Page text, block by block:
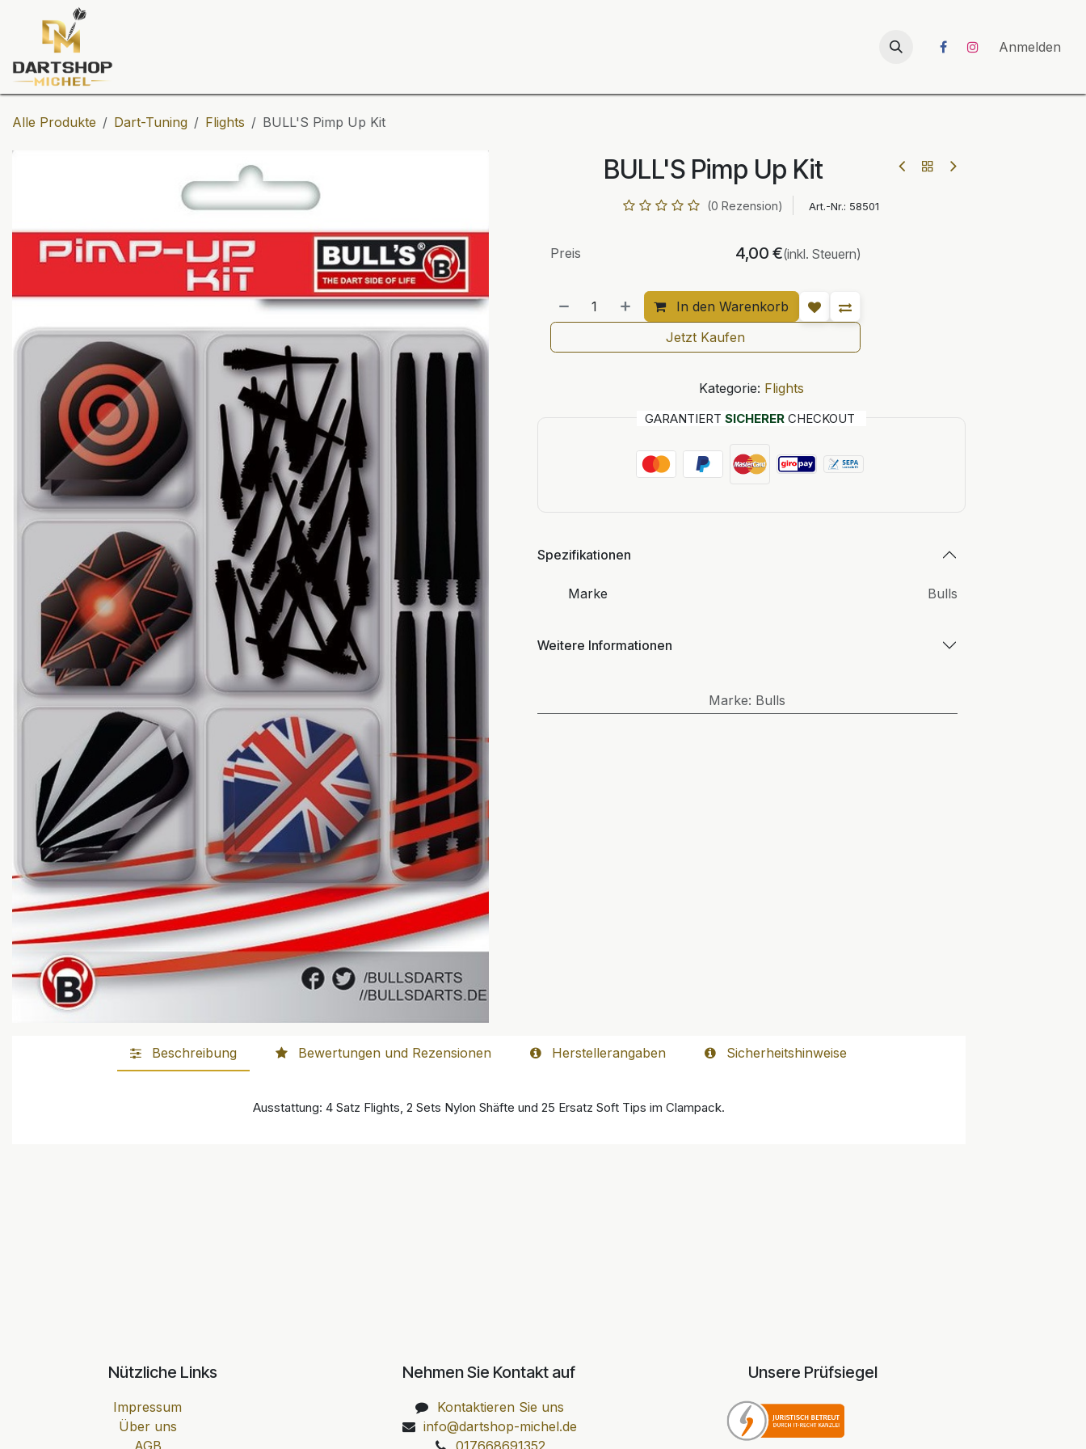
Zum Inhalt springen
UNICORN-Launch 2026 Anmelden
Alle Produkte Dart-Tuning Flights BULL'S Pimp Up Kit
BULL'S Pimp Up Kit
(0 Rezension) Art.-Nr.: 58501
In den Warenkorb
Preis 4,00 €(inkl. Steuern)
Jetzt Kaufen
Kategorie: Flights
GARANTIERT SICHERERCHECKOUT
Spezifikationen
Marke Bulls
Weitere Informationen
Marke: Bulls
Beschreibung Bewertungen und Rezensionen Herstellerangaben Sicherheitshinweise
Ausstattung: 4 Satz Flights, 2 Sets Nylon Shäfte und 25 Ersatz Soft Tips im Clampack.
Nützliche Links
Impressum
Über uns
AGB
Nehmen Sie Kontakt auf
Kontaktieren Sie uns
info@dartshop-michel.de
017668691352
Unsere Prüfsiegel